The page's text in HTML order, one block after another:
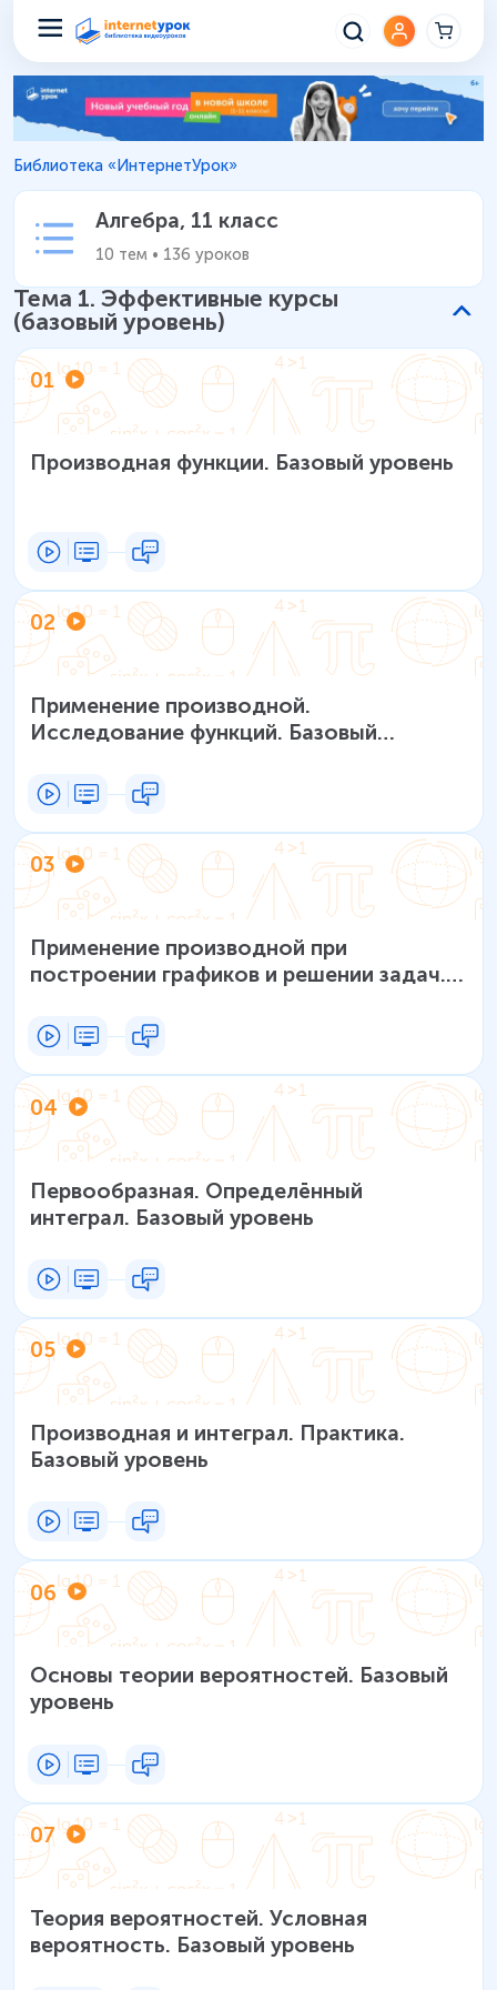
Алгебра 11 класс – Уроки
Библиотека «ИнтернетУрок»
Алгебра, 11 класс
10 тем • 136 уроков
Тема 1. Эффективные курсы
(базовый уровень)
01
Производная функции. Базовый уровень
02
Применение производной.
Исследование функций. Базовый
03
Применение производной при
построении графиков и решении задач.
04
Первообразная. Определённый
интеграл. Базовый уровень
05
Производная и интеграл. Практика.
Базовый уровень
06
Основы теории вероятностей. Базовый
уровень
07
Теория вероятностей. Условная
вероятность. Базовый уровень